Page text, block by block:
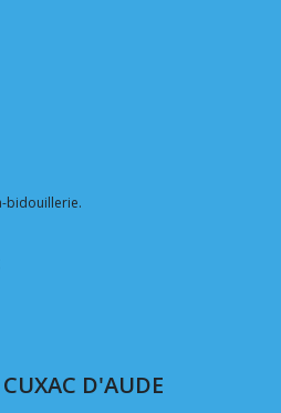
bidouillerie.
D'AUDE